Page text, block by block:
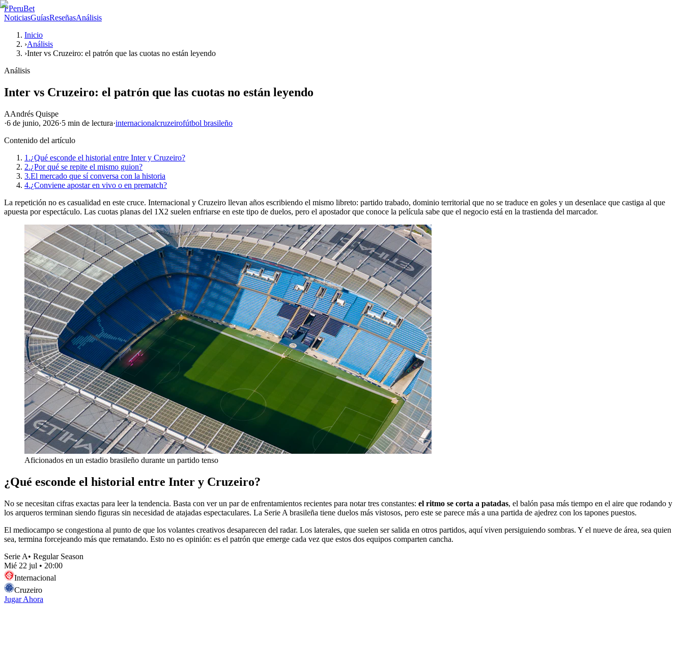
PPeruBet
NoticiasGuíasReseñasAnálisis
Inicio
›Análisis
›Inter vs Cruzeiro: el patrón que las cuotas no están leyendo
Análisis
Inter vs Cruzeiro: el patrón que las cuotas no están leyendo
AAndrés Quispe
·6 de junio, 2026·5 min de lectura·internacionalcruzeirofútbol brasileño
Contenido del artículo
1.¿Qué esconde el historial entre Inter y Cruzeiro?
2.¿Por qué se repite el mismo guion?
3.El mercado que sí conversa con la historia
4.¿Conviene apostar en vivo o en prematch?
La repetición no es casualidad en este cruce. Internacional y Cruzeiro llevan años escribiendo el mismo libreto: partido trabado, dominio territorial que no se traduce en goles y un desenlace que castiga al que
apuesta por espectáculo. Las cuotas planas del 1X2 suelen enfriarse en este tipo de duelos, pero el apostador que conoce la película sabe que el negocio está en la trastienda del marcador.
Aficionados en un estadio brasileño durante un partido tenso
¿Qué esconde el historial entre Inter y Cruzeiro?
No se necesitan cifras exactas para leer la tendencia. Basta con ver un par de enfrentamientos recientes para notar tres constantes: el ritmo se corta a patadas, el balón pasa más tiempo en el aire que rodando y
los arqueros terminan siendo figuras sin necesidad de atajadas espectaculares. La Serie A brasileña tiene duelos más vistosos, pero este se parece más a una partida de ajedrez con los tapones puestos.
El mediocampo se congestiona al punto de que los volantes creativos desaparecen del radar. Los laterales, que suelen ser salida en otros partidos, aquí viven persiguiendo sombras. Y el nueve de área, sea quien
sea, termina forcejeando más que rematando. Esto no es opinión: es el patrón que emerge cada vez que estos dos equipos comparten cancha.
Serie A• Regular Season
Mié 22 jul • 20:00
Internacional
Cruzeiro
Jugar Ahora